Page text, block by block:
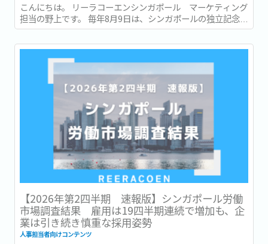
こんにちは。 リーラコーエンシンガポール マーケティング
担当の野上です。 毎年8月9日は、シンガポールの独立記念日
(National Day) です。 今年2026年は独立から61周年を迎え
る年です。 街中には国旗や記念装飾が並び、毎年恒例の
National Day Parade...
【2026年第2四半期 速報版】シンガポール労働
市場調査結果 雇用は19四半期連続で増加も、企
業は引き続き慎重な採用姿勢
人事担当者向けコンテンツ